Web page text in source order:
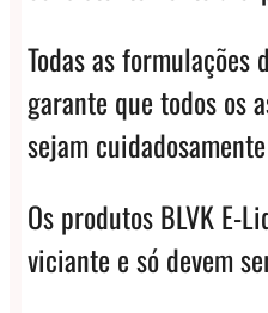
Todas as
garante que todos os
sejam
Os produtos BLVK E-
viciante e só devem